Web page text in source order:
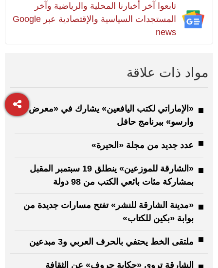
تابعوا آخر أخبارنا المحلية والرياضية وآخر
المستجدات السياسية والإقتصادية عبر Google
news
مواد ذات علاقة
«الإماراتي لكتب اليافعين» يشارك في «معرض
وارسو» ببرنامج حافل
عدد جديد من مجلة «الحيرة»
«الشارقة للموزعين» ينطلق 19 سبتمبر المقبل
بمشاركة مئات بائعي الكتب من 98 دولة
«مدينة الشارقة للنشر» تفتح مسارات جديدة من
بوابة «بكين للكتاب»
ملتقى الخط يحتفي بالحرف العربي و3 مبدعين
الشارقة تروي «حكاية حروف» عن الثقافة